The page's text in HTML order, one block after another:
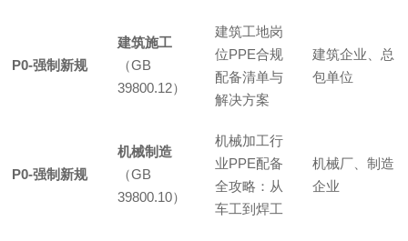
P0-强制新规
建筑施工
（GB
39800.12）
建筑工地岗
位PPE合规
配备清单与
解决方案
建筑企业、总
包单位
P0-强制新规
机械制造
（GB
39800.10）
机械加工行
业PPE配备
全攻略：从
车工到焊工
机械厂、制造
企业